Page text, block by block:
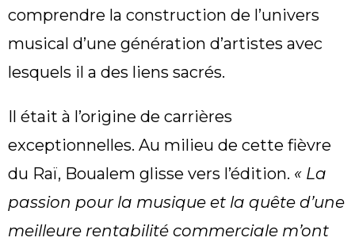
comprendre la construction de l’univers
musical d’une génération d’artistes avec
lesquels il a des liens sacrés.
Il était à l’origine de carrières
exceptionnelles. Au milieu de cette fièvre
du Raï, Boualem glisse vers l’édition. « La
passion pour la musique et la quête d’une
meilleure rentabilité commerciale m’ont